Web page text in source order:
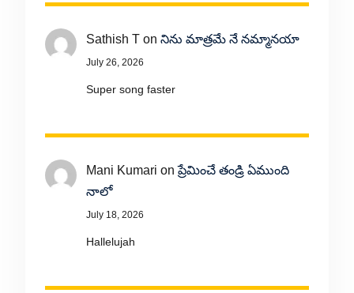
Sathish Ton నిను మాత్రమే నే నమ్మానయా
July 26, 2026
Super song faster
Mani Kumari onప్రేమించే తండ్రి ఏముంది
నాలో
July 18, 2026
Hallelujah